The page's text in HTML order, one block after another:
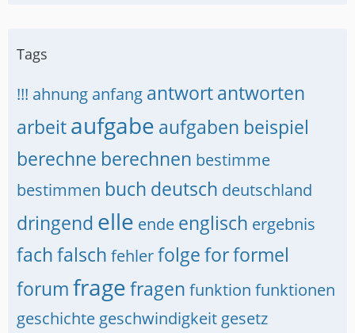
Tags
!!! ahnung anfang antwortantworten
arbeitaufgabe aufgaben beispiel
berechne berechnen bestimme
bestimmen buch deutsch deutschland
dringend elle ende englisch ergebnis
fachfalsch fehlerfolgeforformel
forumfragefragen funktion funktionen
geschichte geschwindigkeit gesetz